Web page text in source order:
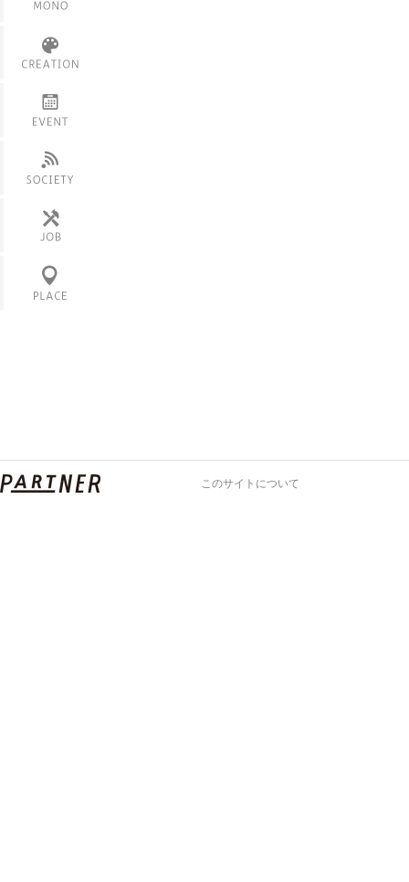
仲間・友達
家具
サービス
その他のモノ
スキル・技術
展覧会・展示
ニュース
会社
このサイトについて